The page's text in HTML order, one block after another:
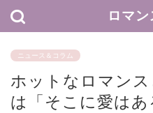
ロマ
ニュース＆コラム
ホットなロマン
は「そこに愛は